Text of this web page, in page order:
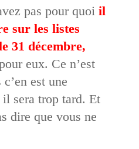
pas pour quoi il
sur les listes
31 décembre,
eux. Ce n’est
est une
sera trop tard. Et
dire que vous ne